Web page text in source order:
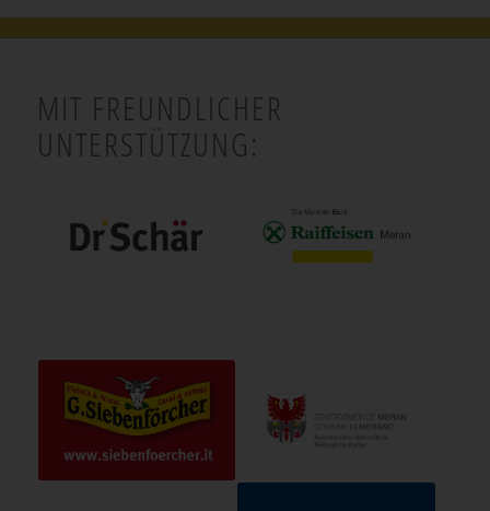
MIT FREUNDLICHER
UNTERSTÜTZUNG: